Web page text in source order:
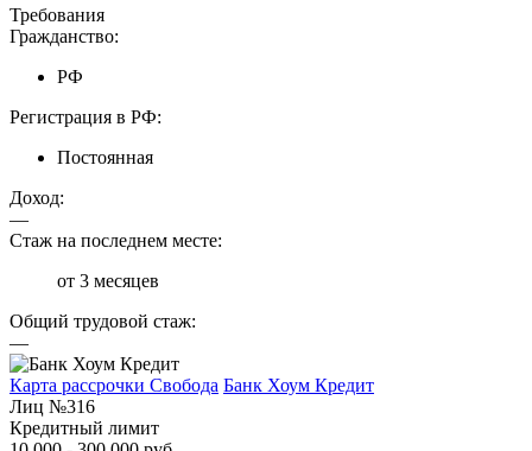
Требования
Гражданство:
РФ
Регистрация в РФ:
Постоянная
Доход:
—
Стаж на последнем месте:
от 3 месяцев
Общий трудовой стаж:
—
Карта рассрочки Свобода Банк Хоум Кредит
Лиц №316
Кредитный лимит